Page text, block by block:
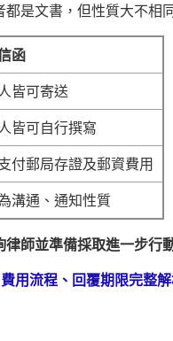
都是文書，但性質大不相
函
皆可寄送
皆可自行撰寫
付郵局存證及郵資費用
溝通、通知性質
律師並準備採取進一步行
用流程、回覆期限完整解